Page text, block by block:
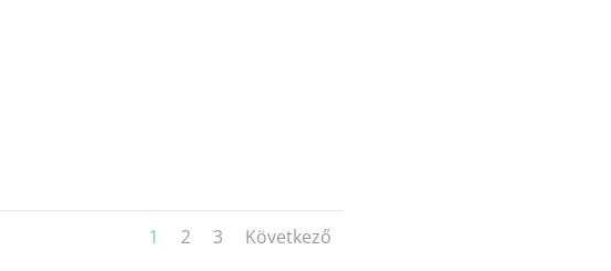
1 2 3 Következő